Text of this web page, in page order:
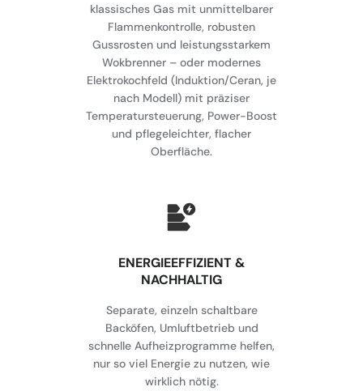
klassisches Gas mit unmittelbarer
Flammenkontrolle, robusten
Gussrosten und leistungsstarkem
Wokbrenner – oder modernes
Elektrokochfeld (Induktion/Ceran, je
nach Modell) mit präziser
Temperatursteuerung, Power-Boost
und pflegeleichter, flacher
Oberfläche.
⁠ENERGIEEFFIZIENT &
NACHHALTIG
Separate, einzeln schaltbare
Backöfen, Umluftbetrieb und
schnelle Aufheizprogramme helfen,
nur so viel Energie zu nutzen, wie
wirklich nötig.